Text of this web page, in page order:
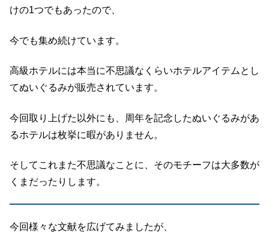
けの1つでもあったので、
今でも集め続けています。
高級ホテルには本当に不思議なくらいホテルアイテムとし
てぬいぐるみが販売されています。
今回取り上げた以外にも、周年を記念したぬいぐるみがあ
るホテルは枚挙に暇がありません。
そしてこれまた不思議なことに、そのモチーフは大多数が
くまだったりします。
今回様々な文献を広げてみましたが、